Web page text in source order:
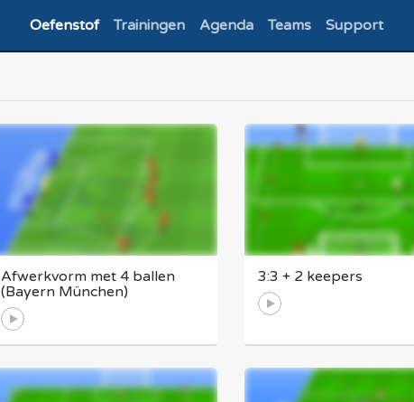
Oefenstof Trainingen Agenda Teams Support
Afwerkvorm met 4 ballen
(Bayern München)
3:3 + 2 keepers